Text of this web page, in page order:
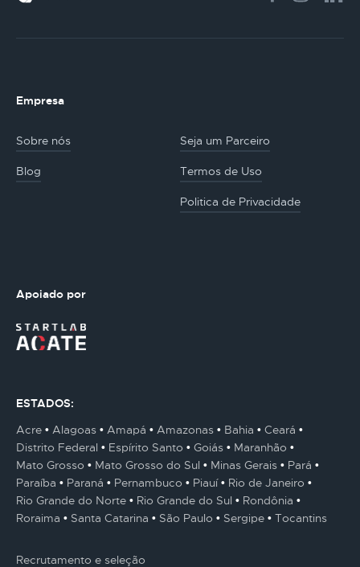
Empresa
Sobre nós Seja um Parceiro
Blog Termos de Uso
Politica de Privacidade
Apoiado por
ESTADOS:
Acre
Alagoas Amapá Amazonas Bahia
Ceará
Distrito Federal
Espírito Santo Goiás
Maranhão
Mato Grosso
Mato Grosso do Sul Minas Gerais
Pará
Paraíba
Paraná Pernambuco Piauí
Rio de Janeiro
Rio Grande do Norte
Rio Grande do Sul
Rondônia
Roraima
Santa Catarina São Paulo Sergipe Tocantins
Recrutamento e seleção